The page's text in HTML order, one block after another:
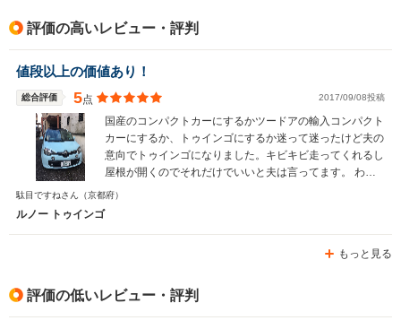
駆動方式 FF
評価の高いレビュー・評判
値段以上の価値あり！
総合評価 5点 2017/09/08投稿
国産のコンパクトカーにするかツードアの輸入コンパクト
カーにするか、トゥインゴにするか迷って迷ったけど夫の
意向でトゥインゴになりました。キビキビ走ってくれるし
屋根が開くのでそれだけでいいと夫は言ってます。 わた
しはペーパードライバーなので小回りがきいてすれ違いが
しやすいのでそれだけで満足です。 値段は国産車よりは
駄目ですねさん （京都府）
ルノー トゥインゴ
もっと見る
評価の低いレビュー・評判